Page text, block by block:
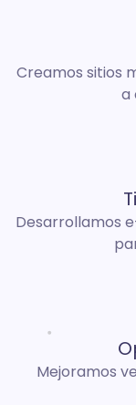
Creamos sitios
a
Desarrollamos
Mejoramos